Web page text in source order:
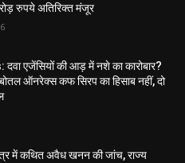
रुपये अतिरिक्त मंजूर
एजेंसियों की आड़ में नशे का कारोबार?
ऑनरेक्स कफ सिरप का हिसाब नहीं, दो
में कथित अवैध खनन की जांच, राज्य